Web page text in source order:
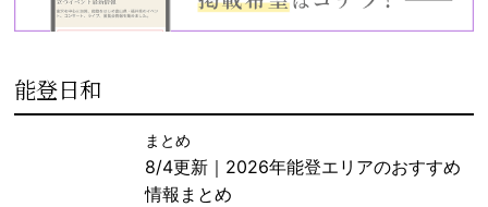
能登日和
まとめ
8/4更新｜2026年能登エリアのおすすめ
情報まとめ